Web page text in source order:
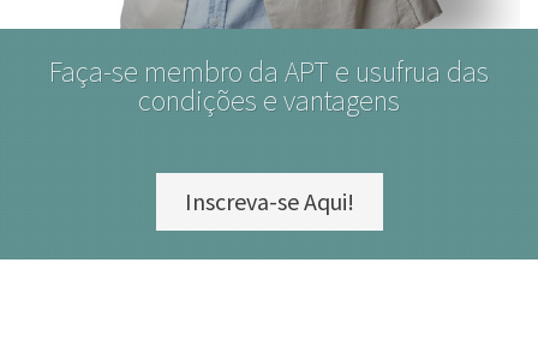
Faça-se membro da APT e usufrua das
condições e vantagens
Inscreva-se Aqui!